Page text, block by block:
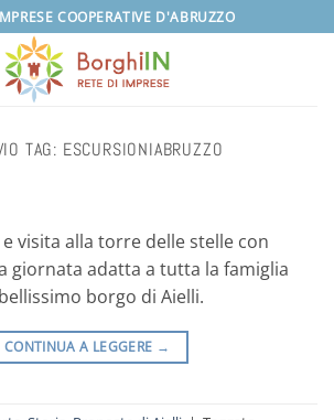
COOPERATIVE D'ABRUZZO
TAG: ESCURSIONIABRUZZO
visita alla torre delle stelle con
giornata adatta a tutta la famiglia
borgo di Aielli.
CONTINUA A LEGGERE →